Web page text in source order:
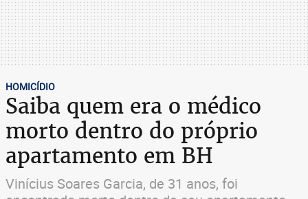
HOMICÍDIO
Saiba quem era o médico
morto dentro do próprio
apartamento em BH
Vinícius Soares Garcia, de 31 anos, foi